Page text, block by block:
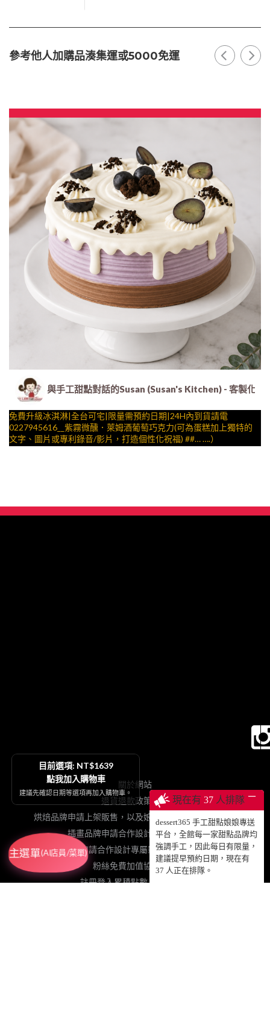
參考他人加購品湊集運或5000免運
與手工甜點對話的Susan (Susan's Kitchen) - 客製化
免費升級冰淇淋|全台可宅|限量需預約日期|24H內到貨請電
0227945616__紫霧微醺．萊姆酒葡萄巧克力(可為蛋糕加上獨特的
文字、圖片或專利錄音/影片，打造個性化祝福) ##… ….）
現在有 37 人排隊 ─
dessert365 手工甜點娘娘專送
平台，全館每一家甜點品牌均
強調手工，因此每日有限量，
建議提早預約日期，現在有
37 人正在排隊。
關於網站
退貨退款政策契約
烘焙品牌申請上架販售，以及娘娘專送、動蛋糕授權等
插畫品牌申請合作設計手工甜點販售
網紅申請合作設計專屬影片動蛋糕販售
粉絲免費加值協力網站
註冊登入累積點數、查詢訂單
目前選項: NT$1639
點我加入購物車
建議先確認日期等選項再加入購物車。
主選單(AI店員/菜單)